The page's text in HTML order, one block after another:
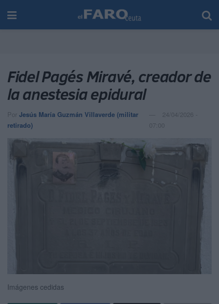
Fidel Pagés Miravé, creador de
la anestesia epidural
Por Jesús María Guzmán Villaverde (militar
retirado)
24/04/2026 -
07:00
Imágenes cedidas